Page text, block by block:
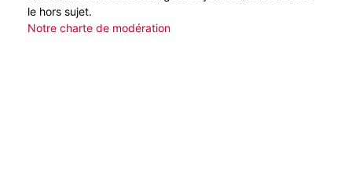
le hors sujet.
Notre charte de modération